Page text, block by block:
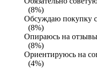
(8%)
Обсуждаю покупку
(8%)
Опираюсь на отзывы
(8%)
Ориентируюсь на
(4%)